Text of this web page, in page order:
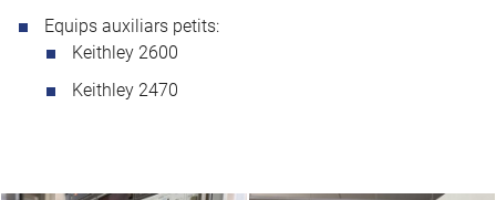
Equips auxiliars petits:
Keithley 2600
Keithley 2470